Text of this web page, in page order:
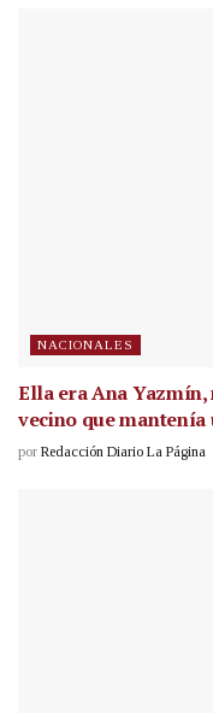
NACIONALES
Ella era Ana
vecino que
por Redacción Diario La Página